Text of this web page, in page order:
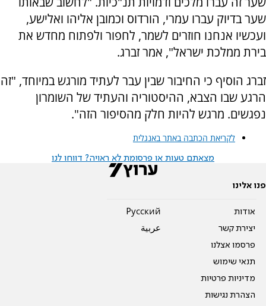
שער בדיוק עברו עמרי, הורדוס וכמובן אליהו ואלישע,
ועכשיו אנחנו חוזרים לשמר, לחפור ולפתוח מחדש את
בירת ממלכת ישראל", אמר זברג.
זברג הוסיף כי החיבור שבין עבר לעתיד מורגש במיוחד, "זה
הרגע שבו הצבא, ההיסטוריה והעתיד של השומרון
נפגשים. מרגש להיות חלק מהסיפור הזה".
לקריאת הכתבה באתר באנגלית
מצאתם טעות או פרסומת לא ראויה? דווחו לנו
פנו אלינו
אודות
יצירת קשר
פרסמו אצלנו
תנאי שימוש
מדיניות פרטיות
הצהרת נגישות
Pусский
عربية